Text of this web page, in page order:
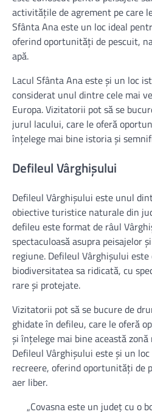
activitățile de agrement pe care
Sfânta Ana este un loc ideal
oferind oportunități de pescuit,
apă.
Lacul Sfânta Ana este și un loc
considerat unul dintre cele mai
Europa. Vizitatorii pot să se
jurul lacului, care le oferă
înțelege mai bine istoria și
Defileul Vârghișului
Defileul Vârghișului este unul
obiective turistice naturale din
defileu este format de râul
spectaculoasă asupra peisajelor
regiune. Defileul Vârghișului
biodiversitatea sa ridicată, cu
rare și protejate.
Vizitatorii pot să se bucure de
ghidate în defileu, care le oferă
și înțelege mai bine această
Defileul Vârghișului este și un
recreere, oferind oportunități de
aer liber.
„Covasna este un județ cu o